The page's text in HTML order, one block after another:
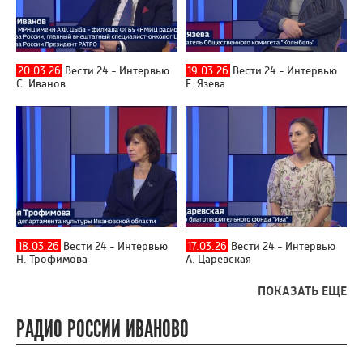
20.03.26 Вести 24 - Интервью
С. Иванов
19.03.26 Вести 24 - Интервью
Е. Язева
18.03.26 Вести 24 - Интервью
Н. Трофимова
17.03.26 Вести 24 - Интервью
А. Царевская
ПОКАЗАТЬ ЕЩЕ
РАДИО РОССИИ ИВАНОВО